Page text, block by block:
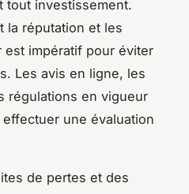
tout investissement.
la réputation et les
est impératif pour éviter
Les avis en ligne, les
régulations en vigueur
effectuer une évaluation
de pertes et des